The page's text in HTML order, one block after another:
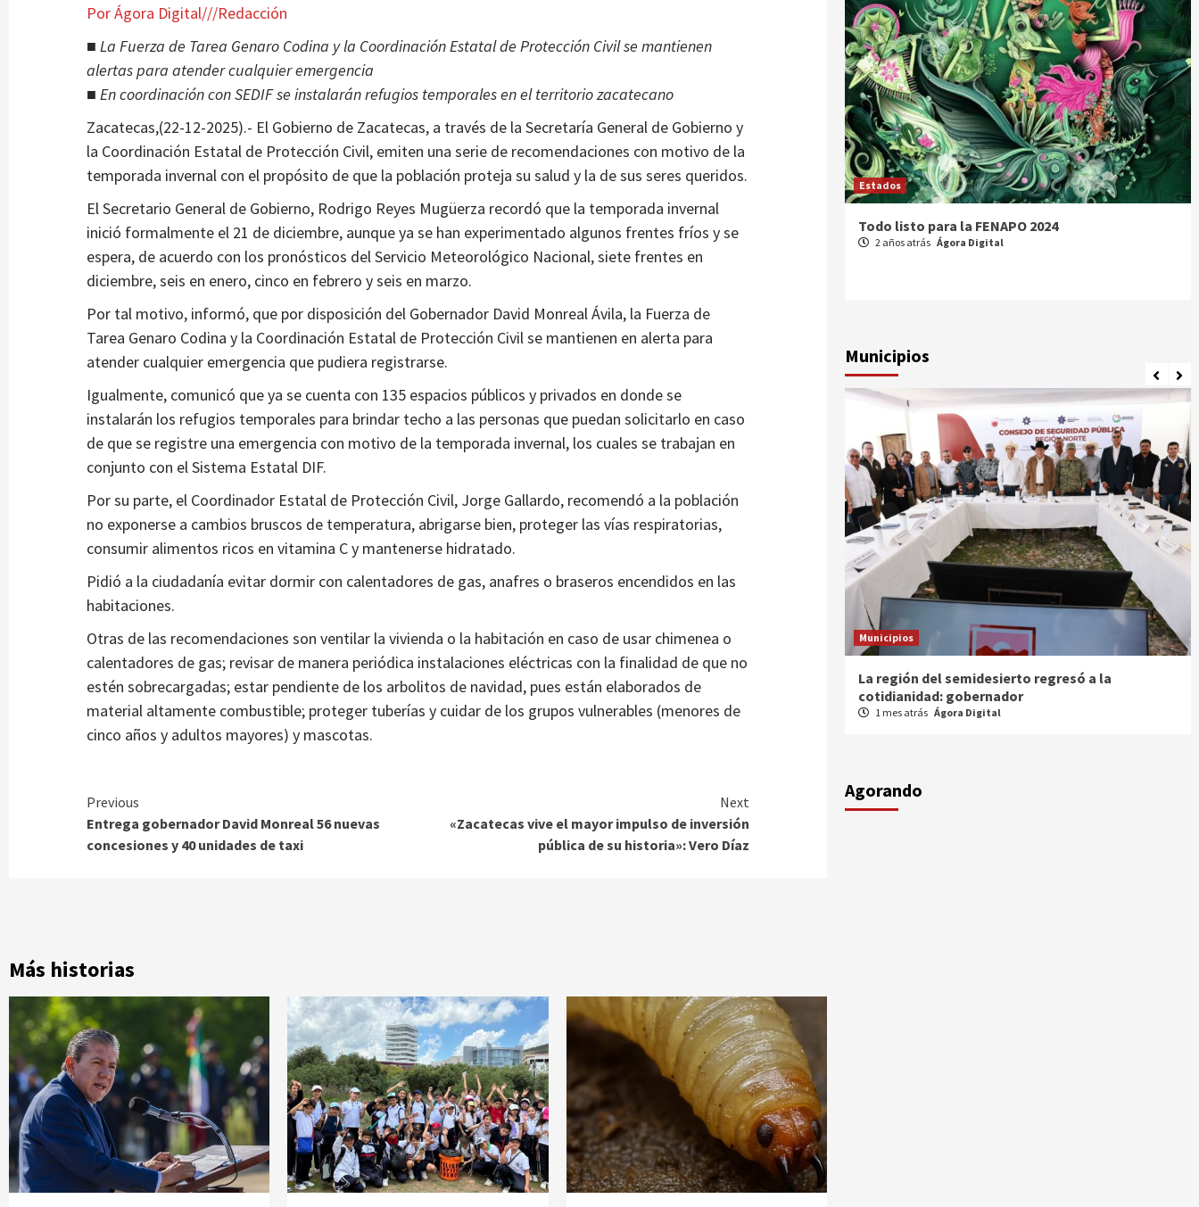
Por Ágora Digital///Redacción
■ La Fuerza de Tarea Genaro Codina y la Coordinación Estatal de Protección Civil se mantienen
alertas para atender cualquier emergencia
■ En coordinación con SEDIF se instalarán refugios temporales en el territorio zacatecano
Zacatecas,(22-12-2025).- El Gobierno de Zacatecas, a través de la Secretaría General de Gobierno y
la Coordinación Estatal de Protección Civil, emiten una serie de recomendaciones con motivo de la
temporada invernal con el propósito de que la población proteja su salud y la de sus seres queridos.
El Secretario General de Gobierno, Rodrigo Reyes Mugüerza recordó que la temporada invernal
inició formalmente el 21 de diciembre, aunque ya se han experimentado algunos frentes fríos y se
espera, de acuerdo con los pronósticos del Servicio Meteorológico Nacional, siete frentes en
diciembre, seis en enero, cinco en febrero y seis en marzo.
Por tal motivo, informó, que por disposición del Gobernador David Monreal Ávila, la Fuerza de
Tarea Genaro Codina y la Coordinación Estatal de Protección Civil se mantienen en alerta para
atender cualquier emergencia que pudiera registrarse.
Igualmente, comunicó que ya se cuenta con 135 espacios públicos y privados en donde se
instalarán los refugios temporales para brindar techo a las personas que puedan solicitarlo en caso
de que se registre una emergencia con motivo de la temporada invernal, los cuales se trabajan en
conjunto con el Sistema Estatal DIF.
Por su parte, el Coordinador Estatal de Protección Civil, Jorge Gallardo, recomendó a la población
no exponerse a cambios bruscos de temperatura, abrigarse bien, proteger las vías respiratorias,
consumir alimentos ricos en vitamina C y mantenerse hidratado.
Pidió a la ciudadanía evitar dormir con calentadores de gas, anafres o braseros encendidos en las
habitaciones.
Otras de las recomendaciones son ventilar la vivienda o la habitación en caso de usar chimenea o
calentadores de gas; revisar de manera periódica instalaciones eléctricas con la finalidad de que no
estén sobrecargadas; estar pendiente de los arbolitos de navidad, pues están elaborados de
material altamente combustible; proteger tuberías y cuidar de los grupos vulnerables (menores de
cinco años y adultos mayores) y mascotas.
Continue
Reading
Previous
Entrega gobernador David Monreal 56 nuevas
concesiones y 40 unidades de taxi
Next
«Zacatecas vive el mayor impulso de inversión
pública de su historia»: Vero Díaz
Más historias
de salud»,
de su padre por
Estados
Consolidarán Tren Maya con Plan Campeche
2 años atrás Ágora Digital
Estados
Todo listo para la FENAPO 2024
2 años atrás Ágora Digital
Estados
Comparte Cecytez estrategias para
académica en Tamaulipas
Municipios
calles de Villanueva
Municipios
Inaugura gobernador tramo carretero y sistema
de agua potable en San Isidro, Genaro Codina
2 semanas atrás Ágora Digital
Municipios
La región del semidesierto regresó a la
cotidianidad: gobernador
1 mes atrás Ágora Digital
Municipios
Entrega gobernador a productores
semilla
1 mes atrás
Agorando